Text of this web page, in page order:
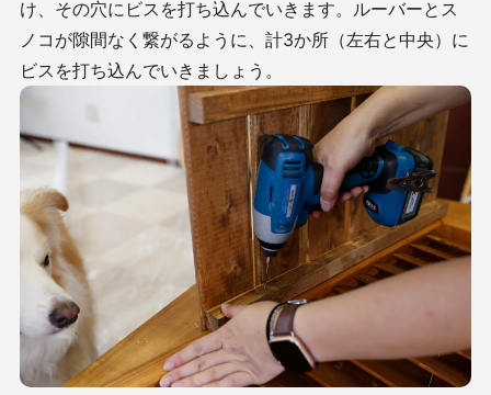
け、その穴にビスを打ち込んでいきます。ルーバーとス
ノコが隙間なく繋がるように、計3か所（左右と中央）に
ビスを打ち込んでいきましょう。